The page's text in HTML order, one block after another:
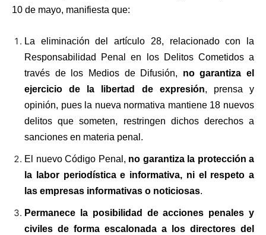
10 de mayo, manifiesta que:
La eliminación del artículo 28, relacionado con la
Responsabilidad Penal en los Delitos Cometidos a
través de los Medios de Difusión, no garantiza el
ejercicio de la libertad de expresión, prensa y
opinión, pues la nueva normativa mantiene 18 nuevos
delitos que someten, restringen dichos derechos a
sanciones en materia penal.
El nuevo Código Penal, no garantiza la protección a
la labor periodística e informativa, ni el respeto a
las empresas informativas o noticiosas.
Permanece la posibilidad de acciones penales y
civiles de forma escalonada a los directores del